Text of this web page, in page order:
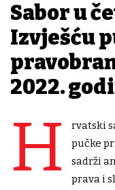
Sabor u
Izvješću
2022.
H
rvatski
pučke
sadrži
prava i